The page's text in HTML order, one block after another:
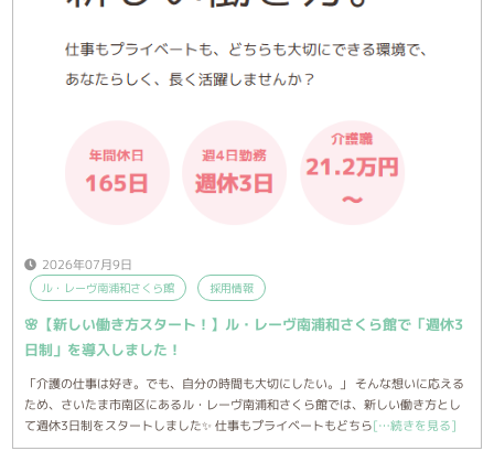
2026年07月9日
ル・レーヴ南浦和さくら館 採用情報
🌸【新しい働き方スタート！】ル・レーヴ南浦和さくら館で「週休3
日制」を導入しました！
「介護の仕事は好き。でも、自分の時間も大切にしたい。」 そんな想いに応える
ため、さいたま市南区にあるル・レーヴ南浦和さくら館では、新しい働き方とし
て週休3日制をスタートしました✨ 仕事もプライベートもどちら[…続きを見る]